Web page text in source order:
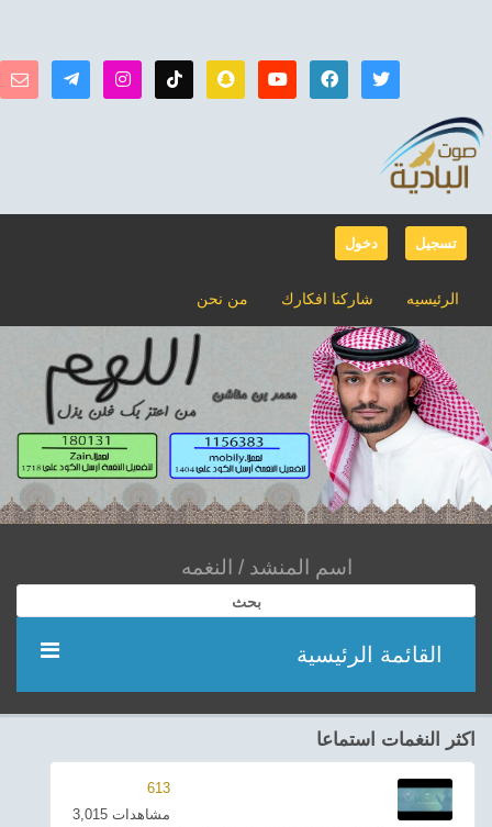
دخول تسجيل
من نحن شاركنا افكارك الرئيسيه
بحث
القائمة الرئيسية
مؤديين
شعر
اكثر النغمات استماعا
613
3,015 مشاهدات